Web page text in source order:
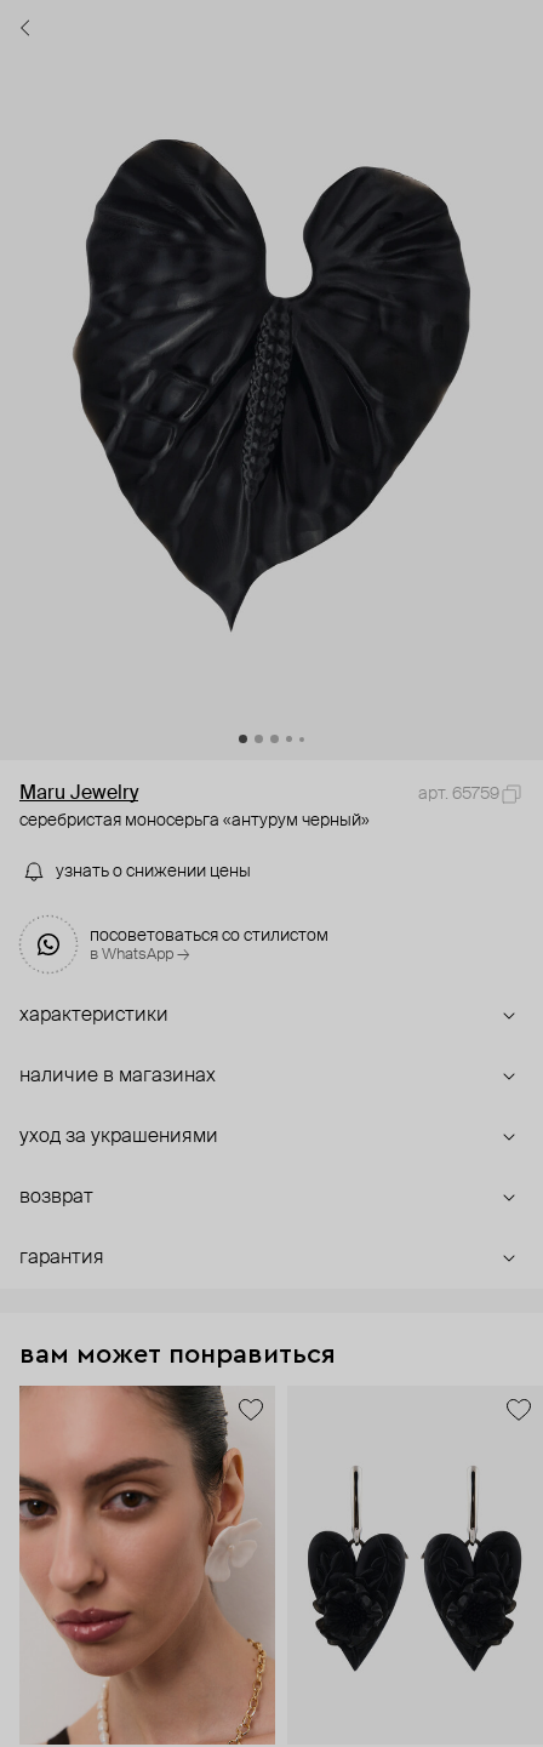
Maru Jewelry
арт. 65759
серебристая моносерьга «антурум черный»
узнать о снижении цены
посоветоваться со стилистом
в WhatsApp →
характеристики
наличие в магазинах
уход за украшениями
возврат
гарантия
вам может понравиться